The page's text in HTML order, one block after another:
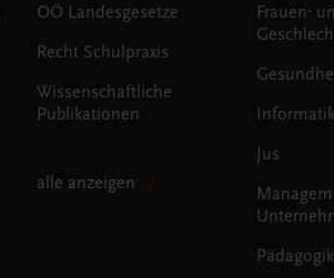
OÖ Landesgesetze
Recht Schulpraxis
Wissenschaftliche
Publikationen
alle anzeigen
Frauen-
Informatik
Jus